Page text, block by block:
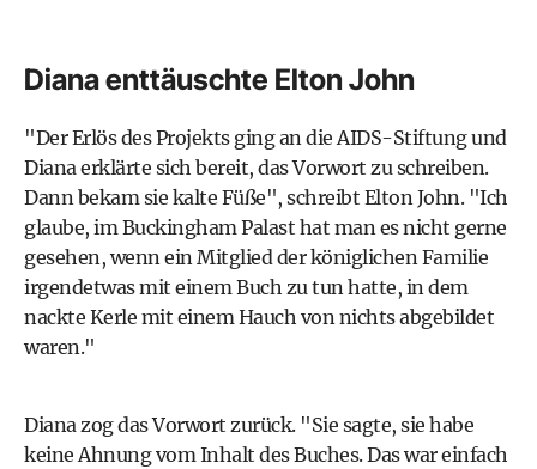
Diana enttäuschte Elton John
"Der Erlös des Projekts ging an die AIDS-Stiftung und
Diana erklärte sich bereit, das Vorwort zu schreiben.
Dann bekam sie kalte Füße", schreibt Elton John. "Ich
glaube, im Buckingham Palast hat man es nicht gerne
gesehen, wenn ein Mitglied der königlichen Familie
irgendetwas mit einem Buch zu tun hatte, in dem
nackte Kerle mit einem Hauch von nichts abgebildet
waren."
Diana zog das Vorwort zurück. "Sie sagte, sie habe
keine Ahnung vom Inhalt des Buches. Das war einfach